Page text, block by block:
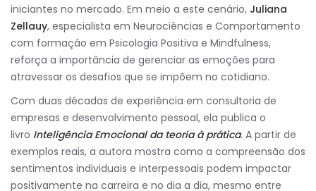
iniciantes no mercado. Em meio a este cenário, Juliana
Zellauy, especialista em Neurociências e Comportamento
com formação em Psicologia Positiva e Mindfulness,
reforça a importância de gerenciar as emoções para
atravessar os desafios que se impõem no cotidiano.
Com duas décadas de experiência em consultoria de
empresas e desenvolvimento pessoal, ela publica o
livro Inteligência Emocional da teoria à prática. A partir de
exemplos reais, a autora mostra como a compreensão dos
sentimentos individuais e interpessoais podem impactar
positivamente na carreira e no dia a dia, mesmo entre